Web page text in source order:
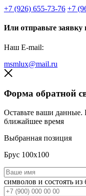
+7 (926) 655-73-76 +7
Или отправьте заявку
Наш E-mail:
msmlux@mail.ru
Форма обратной
Оставьте ваши данные.
ближайшее время
Выбранная позиция
Брус 100х100
символов и состоять